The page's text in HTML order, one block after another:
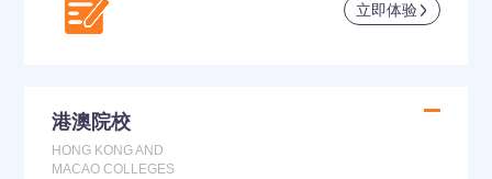
立即体验
港澳院校
HONG KONG AND
MACAO COLLEGES